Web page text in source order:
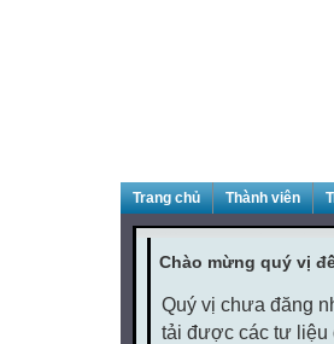
Trang chủ Thành viên
Chào mừng quý vị
Quý vị chưa đăng
tải được các tư liệu